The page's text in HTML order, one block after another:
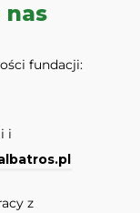
nas
fundacji:
i
z